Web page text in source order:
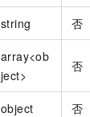
string 否
array<ob
ject>
否
object 否